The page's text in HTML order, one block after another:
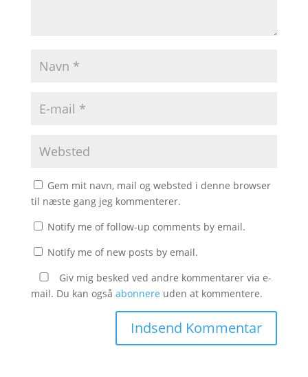
Gem mit navn, mail og websted i denne browser
til næste gang jeg kommenterer.
Notify me of follow-up comments by email.
Notify me of new posts by email.
Giv mig besked ved andre kommentarer via e-
mail. Du kan også abonnere uden at kommentere.